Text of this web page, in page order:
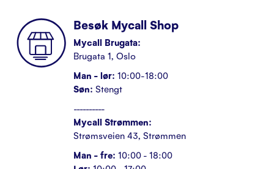
Besøk Mycall Shop
Mycall Brugata:
Brugata 1, Oslo
Man - lør: 10:00-18:00
Søn: Stengt
----------
Mycall Strømmen:
Strømsveien 43, Strømmen
Man - fre: 10:00 - 18:00